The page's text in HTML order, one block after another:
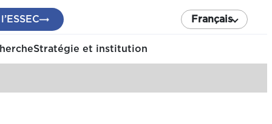
Français
Stratégie et institution